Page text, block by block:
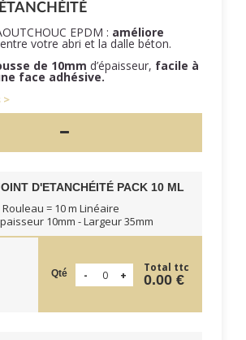
EPDM : améliore
entre votre abri et la dalle béton.
de 10mm d’épaisseur, facile à
face adhésive.
D'ETANCHÉITÉ PACK 10 ML
Rouleau = 10 m Linéaire
10mm - Largeur 35mm
Qté Total ttc
0.00 €